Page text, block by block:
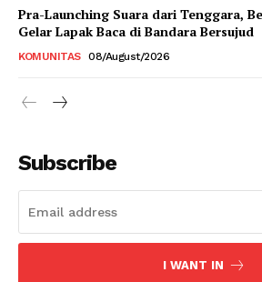
Pra-Launching Suara dari Tenggara,
Gelar Lapak Baca di Bandara Bersujud
KOMUNITAS 08/August/2026
Subscribe
I WANT IN